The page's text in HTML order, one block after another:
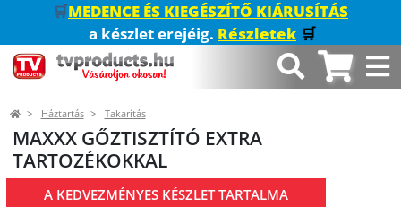
🛒MEDENCE ÉS KIEGÉSZÍTŐ KIÁRUSÍTÁS
a készlet erejéig. Részletek 🛒
Háztartás Takarítás
MAXXX GŐZTISZTÍTÓ EXTRA
TARTOZÉKOKKAL
A KEDVEZMÉNYES KÉSZLET TARTALMA